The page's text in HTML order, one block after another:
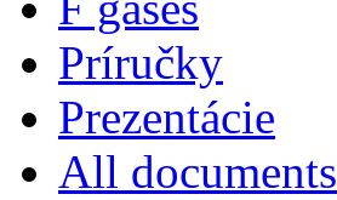
Príručky
Prezentácie
All documents